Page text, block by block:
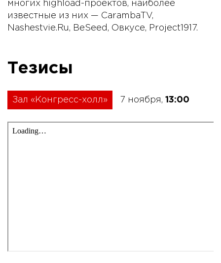
многих highload-проектов, наиболее
известные из них — CarambaTV,
Nashestvie.Ru, BeSeed, Овкусе, Project1917.
Тезисы
Зал «Конгресс-холл» 7 ноября, 13:00